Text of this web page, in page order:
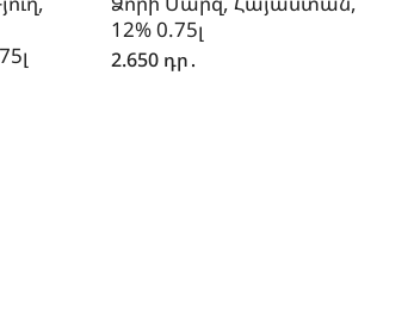
12% 0.75լ
2.650 դր․